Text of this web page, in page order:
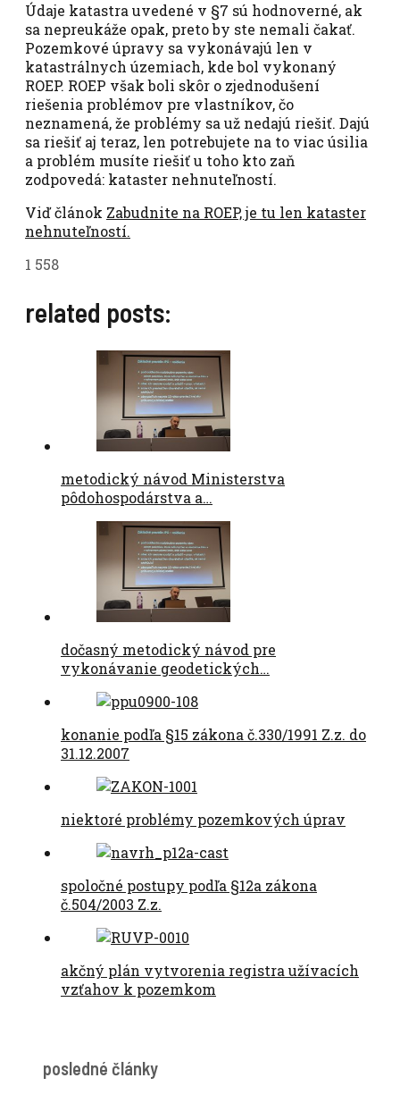
Údaje katastra uvedené v §7 sú hodnoverné, ak
sa nepreukáže opak, preto by ste nemali čakať.
Pozemkové úpravy sa vykonávajú len v
katastrálnych územiach, kde bol vykonaný
ROEP. ROEP však boli skôr o zjednodušení
riešenia problémov pre vlastníkov, čo
neznamená, že problémy sa už nedajú riešiť. Dajú
sa riešiť aj teraz, len potrebujete na to viac úsilia
a problém musíte riešiť u toho kto zaň
zodpovedá: kataster nehnuteľností.
Viď článok Zabudnite na ROEP, je tu len kataster
nehnuteľností.
1 558
related posts:
metodický návod Ministerstva
pôdohospodárstva a…
dočasný metodický návod pre
vykonávanie geodetických…
konanie podľa §15 zákona č.330/1991 Z.z. do
31.12.2007
niektoré problémy pozemkových úprav
spoločné postupy podľa §12a zákona
č.504/2003 Z.z.
akčný plán vytvorenia registra užívacích
vzťahov k pozemkom
posledné články